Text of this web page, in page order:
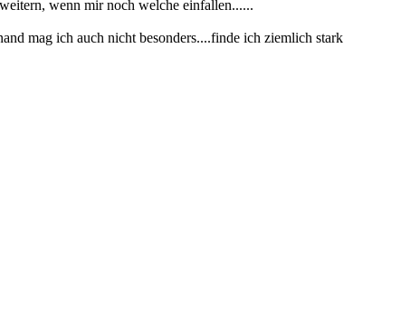
wenn mir noch welche einfallen......
mag ich auch nicht besonders....finde ich ziemlich stark